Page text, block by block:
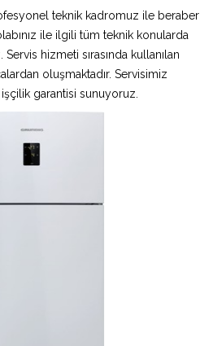
teknik kadromuz ile beraber
ile ilgili tüm teknik konularda
hizmeti sırasında kullanılan
oluşmaktadır. Servisimiz
işçilik garantisi sunuyoruz.